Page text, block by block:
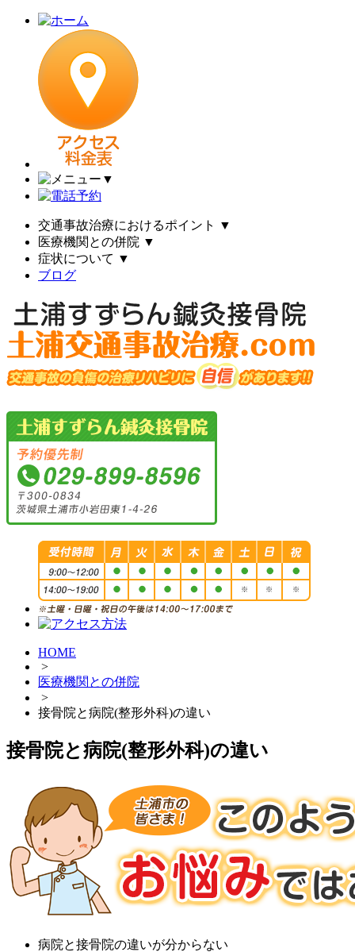
▼
交通事故治療におけるポイント
▼
医療機関との併院 ▼
症状について ▼
ブログ
HOME
>
医療機関との併院
>
接骨院と病院(整形外科)の違い
接骨院と病院(整形外科)の違い
病院と接骨院の違いが分からない